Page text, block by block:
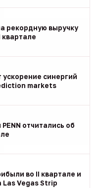
рекордную выручку
синергий
markets
отчитались об
во II квартале и
Las Vegas Strip